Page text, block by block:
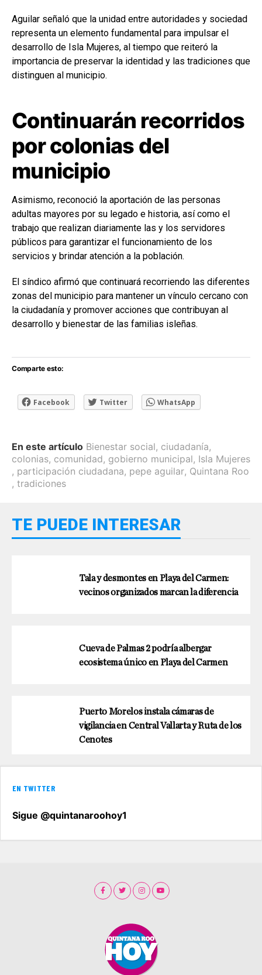
Aguilar señaló que la unidad entre autoridades y sociedad
representa un elemento fundamental para impulsar el
desarrollo de Isla Mujeres, al tiempo que reiteró la
importancia de preservar la identidad y las tradiciones que
distinguen al municipio.
Continuarán recorridos
por colonias del
municipio
Asimismo, reconoció la aportación de las personas
adultas mayores por su legado e historia, así como el
trabajo que realizan diariamente las y los servidores
públicos para garantizar el funcionamiento de los
servicios y brindar atención a la población.
El síndico afirmó que continuará recorriendo las diferentes
zonas del municipio para mantener un vínculo cercano con
la ciudadanía y promover acciones que contribuyan al
desarrollo y bienestar de las familias isleñas.
Comparte esto:
Facebook Twitter WhatsApp
En este artículo Bienestar social, ciudadanía,
colonias, comunidad, gobierno municipal, Isla Mujeres
, participación ciudadana, pepe aguilar, Quintana Roo
, tradiciones
TE PUEDE INTERESAR
Tala y desmontes en Playa del Carmen:
vecinos organizados marcan la diferencia
Cueva de Palmas 2 podría albergar
ecosistema único en Playa del Carmen
Puerto Morelos instala cámaras de
vigilancia en Central Vallarta y Ruta de los
Cenotes
EN TWITTER
Sigue @quintanaroohoy1